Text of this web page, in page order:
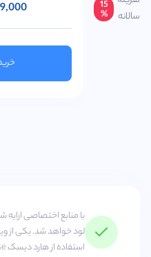
سالانه
15
%
با منابع اختصاصی
لود خواهد شد. یکی از
استفاده از هارد دیسک Enterprise می باشد.